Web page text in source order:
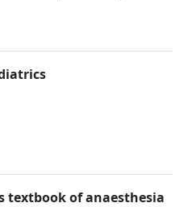
textbook of anaesthesia